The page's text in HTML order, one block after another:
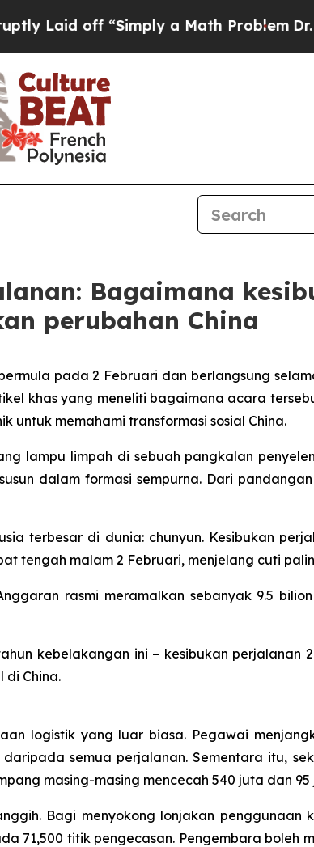
off “Simply a Math ProblemDr. Abdul
Bagaimana
perubahan China
pada 2 Februari dan berlangsung
khas yang meneliti bagaimana acara
untuk memahami transformasi sosial China.
lampu limpah di sebuah pangkalan
dalam formasi sempurna. Dari
terbesar di dunia: chunyun. Kesibukan
tengah malam 2 Februari, menjelang cuti
rasmi meramalkan sebanyak 9.5
kebelakangan ini – kesibukan perjalanan
di China.
logistik yang luar biasa. Pegawai
semua perjalanan. Sementara itu,
masing-masing mencecah 540 juta dan 95
Bagi menyokong lonjakan penggunaan
71,500 titik pengecasan. Pengembara boleh